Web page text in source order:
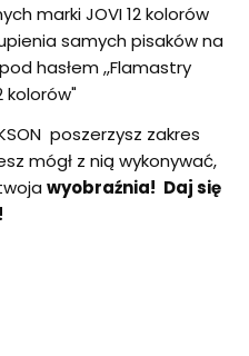
marki JOVI 12 kolorów
samych pisaków na
hasłem ,,Flamastry
kolorów"
poszerzysz zakres
mógł z nią wykonywać,
wyobraźnia! Daj się